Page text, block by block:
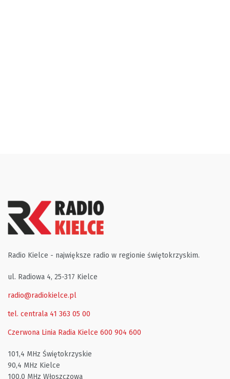
Radio Kielce - największe radio w regionie świętokrzyskim.
ul. Radiowa 4, 25-317 Kielce
radio@radiokielce.pl
tel. centrala 41 363 05 00
Czerwona Linia Radia Kielce 600 904 600
101,4 MHz Świętokrzyskie
90,4 MHz Kielce
100,0 MHz Włoszczowa